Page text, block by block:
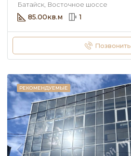
Батайск, Восточное шоссе
85.00кв.м 1
Позвонить
РЕКОМЕНДУЕМЫЕ